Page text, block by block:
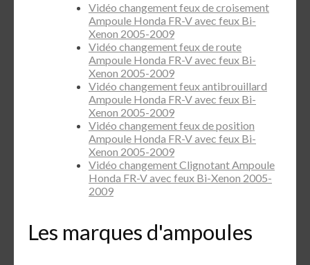
Vidéo changement feux de croisement
Ampoule Honda FR-V avec feux Bi-
Xenon 2005-2009
Vidéo changement feux de route
Ampoule Honda FR-V avec feux Bi-
Xenon 2005-2009
Vidéo changement feux antibrouillard
Ampoule Honda FR-V avec feux Bi-
Xenon 2005-2009
Vidéo changement feux de position
Ampoule Honda FR-V avec feux Bi-
Xenon 2005-2009
Vidéo changement Clignotant Ampoule
Honda FR-V avec feux Bi-Xenon 2005-
2009
Les marques d'ampoules